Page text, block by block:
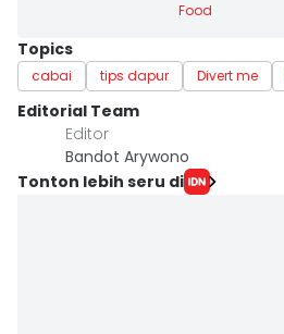
Food
Topics
cabai tips dapur Divert me
Editorial Team
Editor
Bandot Arywono
Tonton lebih seru di